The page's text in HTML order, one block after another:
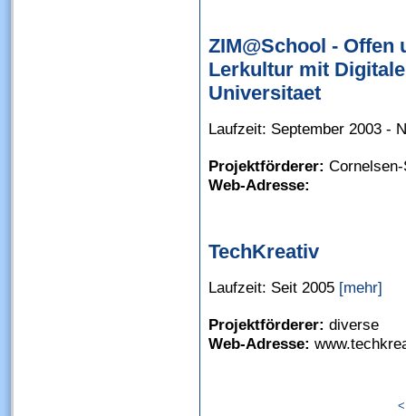
ZIM@School -
Lerkultur mit
Universitaet
Laufzeit: September 2003 -
Projektförderer:
Web-Adresse:
TechKreativ
Laufzeit: Seit 2005 [mehr]
Projektförderer: diverse
Web-Adresse: